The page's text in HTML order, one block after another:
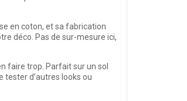
en coton, et sa fabrication
déco. Pas de sur-mesure ici,
faire trop. Parfait sur un sol
tester d’autres looks ou